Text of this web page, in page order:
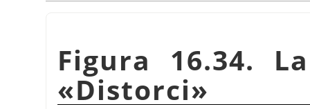
Figura 16.34.
«Distorci»